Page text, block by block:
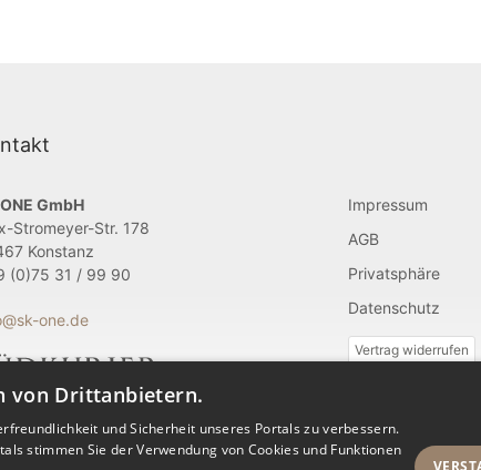
GmbH
Stromeyer-Str. 178
Konstanz
(0)75 31 / 99 90
one.de
Impressum
AGB
Privatsphäre
Datenschutz
Vertrag widerrufen
von Drittanbietern.
und Sicherheit unseres Portals zu verbessern.
stimmen Sie der Verwendung von Cookies und Funktionen